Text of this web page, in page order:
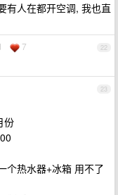
有人在都开空调, 我也直
22
7
23
份
个热水器+冰箱 用不了